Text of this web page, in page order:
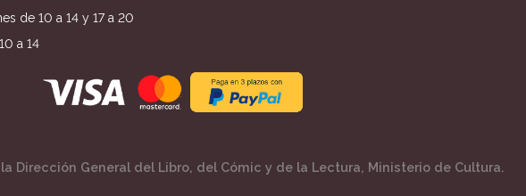
de 10 a 14 y 17 a 20
a 14
Dirección General del Libro, del Cómic y de la Lectura, Ministerio de Cultura.